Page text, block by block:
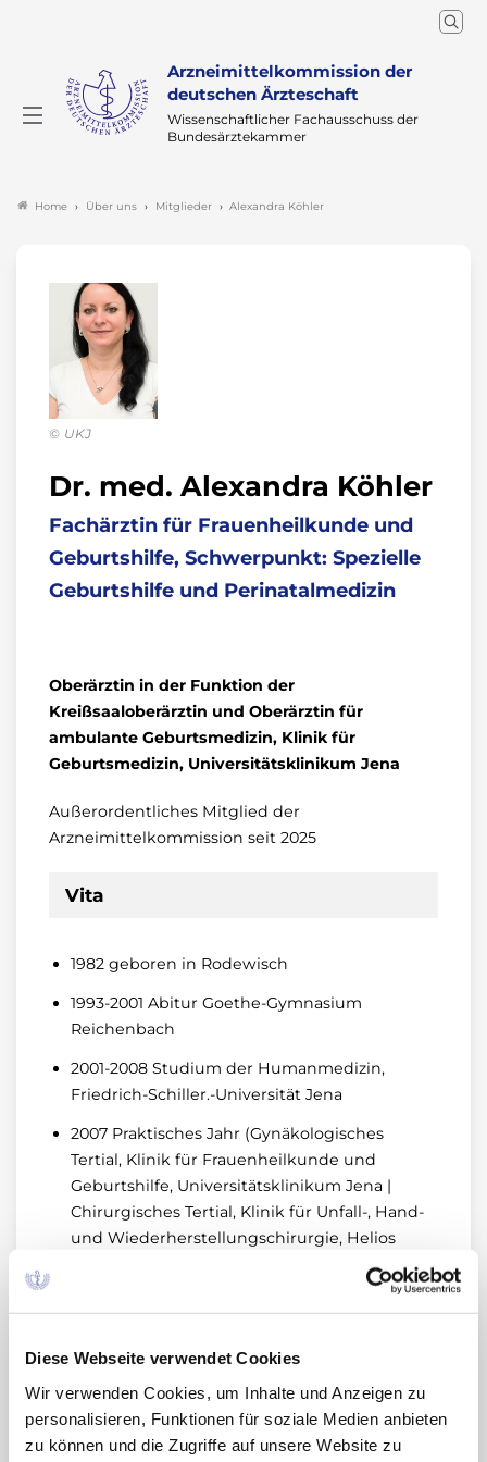
Diese Webseite verwendet Cookies
Wir verwenden Cookies, um Inhalte und Anzeigen zu
personalisieren, Funktionen für soziale Medien anbieten
zu können und die Zugriffe auf unsere Website zu
Arzneimittelkommission der
deutschen Ärzteschaft
Wissenschaftlicher Fachausschuss der
Bundesärztekammer
Home Über uns Mitglieder Alexandra Köhler
Dr. med. Alexandra Köhler
Fachärztin für Frauenheilkunde und
Geburtshilfe, Schwerpunkt: Spezielle
Geburtshilfe und Perinatalmedizin
Oberärztin in der Funktion der
Kreißsaaloberärztin und Oberärztin für
ambulante Geburtsmedizin, Klinik für
Geburtsmedizin, Universitätsklinikum Jena
Außerordentliches Mitglied der
Arzneimittelkommission seit 2025
Vita
1982 geboren in Rodewisch
1993-2001 Abitur Goethe-Gymnasium
Reichenbach
2001-2008 Studium der Humanmedizin,
Friedrich-Schiller.-Universität Jena
2007 Praktisches Jahr (Gynäkologisches
Tertial, Klinik für Frauenheilkunde und
Geburtshilfe, Universitätsklinikum Jena |
Chirurgisches Tertial, Klinik für Unfall-, Hand-
und Wiederherstellungschirurgie, Helios
Klinikum Erfurt | Internistisches Tertial,
Zentrum für Innere Medizin, Department für
Kardiologie, Angiologie und internistische
für Frauenheilkunde und Geburtshilfe,
Universitätsklinikum Jena (Prof. Dr. I. B.
UKJ